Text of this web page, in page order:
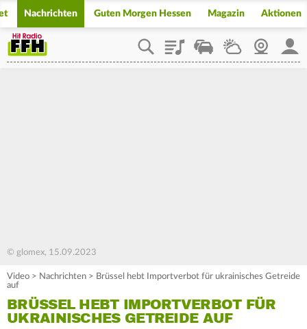
Nachrichten Guten Morgen Hessen Magazin Aktionen
PlaylistStaupilotWetterWebcam
© glomex, 15.09.2023
Video > Nachrichten > Brüssel hebt Importverbot für ukrainisches Getreide
auf
BRÜSSEL HEBT IMPORTVERBOT FÜR
UKRAINISCHES GETREIDE AUF